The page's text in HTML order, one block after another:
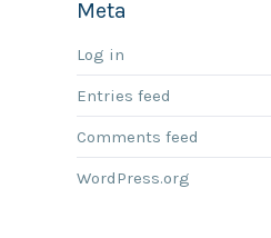
Meta
Log in
Entries feed
Comments feed
WordPress.org